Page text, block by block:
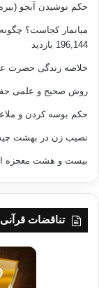
حکم نوشیدن آبجو
میانمار کجاست؟
196,144 بازدید
خلاصه زندگی حضرت
روش صحیح و علمی
حکم بوسه کردن و
نصیب زن در بهشت
بیست و هشت معجزه
تناقضات قرآنی